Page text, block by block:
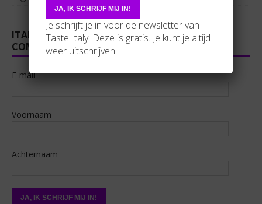
ITALOFAN? SLUIT GRATIS AAN BIJ ONZE
COMUNITÀ!
E-mail
Voornaam
Achternaam
Je schrijft je in voor de newsletter van
Taste Italy. Deze is gratis. Je kunt je altijd
weer uitschrijven.